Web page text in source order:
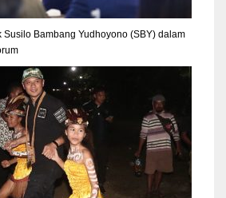
Bambang Yudhoyono (SBY) dalam